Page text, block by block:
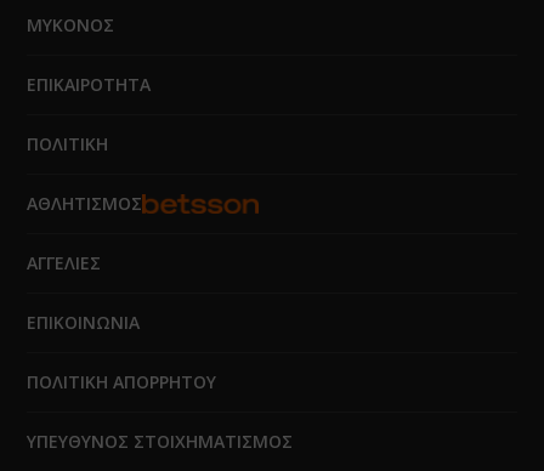
ΜΥΚΟΝΟΣ
ΕΠΙΚΑΙΡΟΤΗΤΑ
ΠΟΛΙΤΙΚΗ
ΑΘΛΗΤΙΣΜΟΣ
ΑΓΓΕΛΙΕΣ
ΕΠΙΚΟΙΝΩΝΙΑ
ΠΟΛΙΤΙΚΗ ΑΠΟΡΡΗΤΟΥ
ΥΠΕΥΘΥΝΟΣ ΣΤΟΙΧΗΜΑΤΙΣΜΟΣ